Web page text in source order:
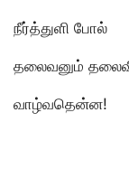
நீர்த்துளி போல்
தலைவனும்
வாழ்வதென்ன!